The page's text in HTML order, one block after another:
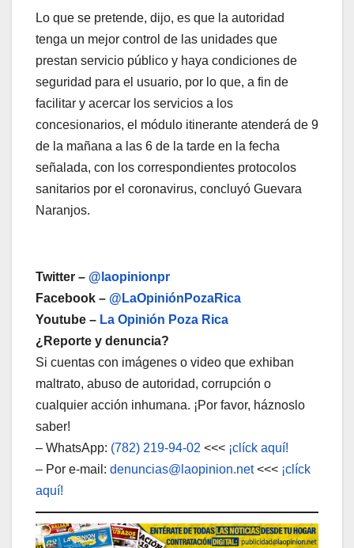
Lo que se pretende, dijo, es que la autoridad
tenga un mejor control de las unidades que
prestan servicio público y haya condiciones de
seguridad para el usuario, por lo que, a fin de
facilitar y acercar los servicios a los
concesionarios, el módulo itinerante atenderá de 9
de la mañana a las 6 de la tarde en la fecha
señalada, con los correspondientes protocolos
sanitarios por el coronavirus, concluyó Guevara
Naranjos.
Twitter – @laopinionpr
Facebook – @LaOpiniónPozaRica
Youtube – La Opinión Poza Rica
¿Reporte y denuncia?
Si cuentas con imágenes o video que exhiban
maltrato, abuso de autoridad, corrupción o
cualquier acción inhumana. ¡Por favor, háznoslo
saber!
– WhatsApp: (782) 219-94-02 <<< ¡clíck aquí!
– Por e-mail: denuncias@laopinion.net<<< ¡clíck
aquí!